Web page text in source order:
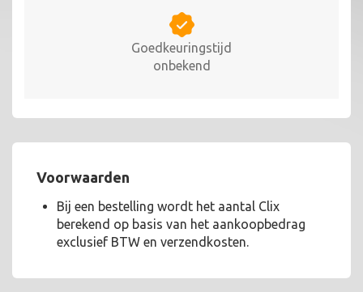
Goedkeuringstijd
onbekend
Voorwaarden
Bij een bestelling wordt het aantal Clix
berekend op basis van het aankoopbedrag
exclusief BTW en verzendkosten.